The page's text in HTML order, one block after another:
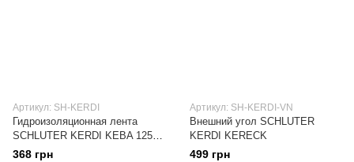
Артикул: SH-KERDI
Гидроизоляционная лента
SCHLUTER KERDI KEBA 125
мм
368 грн
Артикул: SH-KERDI-VN
Внешний угол SCHLUTER
KERDI KERECK
499 грн